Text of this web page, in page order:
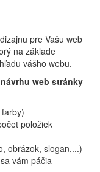
pre Vašu web
na základe
vášho webu.
web stránky
položiek
obrázok, slogan,...)
vám páčia